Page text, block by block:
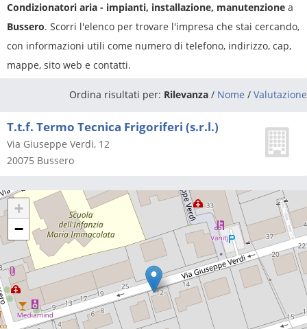
Condizionatori aria - impianti, installazione, manutenzione a
Bussero. Scorri l'elenco per trovare l'impresa che stai cercando,
con informazioni utili come numero di telefono, indirizzo, cap,
mappe, sito web e contatti.
Ordina risultati per: Rilevanza / Nome / Valutazione
T.t.f. Termo Tecnica Frigoriferi (s.r.l.)
Via Giuseppe Verdi, 12
20075 Bussero
+
−